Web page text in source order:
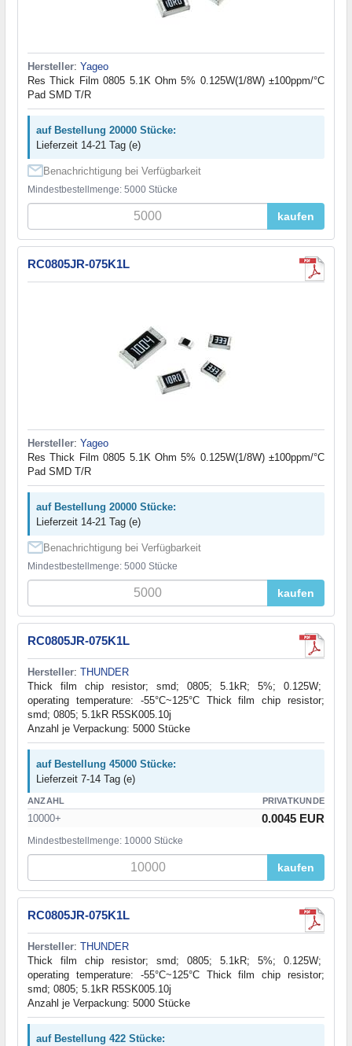
Hersteller: Yageo
Res Thick Film 0805 5.1K Ohm 5% 0.125W(1/8W) ±100ppm/°C
Pad SMD T/R
auf Bestellung 20000 Stücke:
Lieferzeit 14-21 Tag (e)
Benachrichtigung bei Verfügbarkeit
Mindestbestellmenge: 5000 Stücke
kaufen
RC0805JR-075K1L
Hersteller: Yageo
Res Thick Film 0805 5.1K Ohm 5% 0.125W(1/8W) ±100ppm/°C
Pad SMD T/R
auf Bestellung 20000 Stücke:
Lieferzeit 14-21 Tag (e)
Benachrichtigung bei Verfügbarkeit
Mindestbestellmenge: 5000 Stücke
kaufen
RC0805JR-075K1L
Hersteller: THUNDER
Thick film chip resistor; smd; 0805; 5.1kR; 5%; 0.125W;
operating temperature: -55°C~125°C Thick film chip resistor;
smd; 0805; 5.1kR R5SK005.10j
Anzahl je Verpackung: 5000 Stücke
auf Bestellung 45000 Stücke:
Lieferzeit 7-14 Tag (e)
ANZAHL PRIVATKUNDE
10000+ 0.0045 EUR
Mindestbestellmenge: 10000 Stücke
kaufen
RC0805JR-075K1L
Hersteller: THUNDER
Thick film chip resistor; smd; 0805; 5.1kR; 5%; 0.125W;
operating temperature: -55°C~125°C Thick film chip resistor;
smd; 0805; 5.1kR R5SK005.10j
Anzahl je Verpackung: 5000 Stücke
auf Bestellung 422 Stücke: